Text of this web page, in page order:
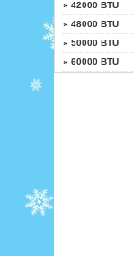
» 42000 BTU
» 48000 BTU
» 50000 BTU
» 60000 BTU